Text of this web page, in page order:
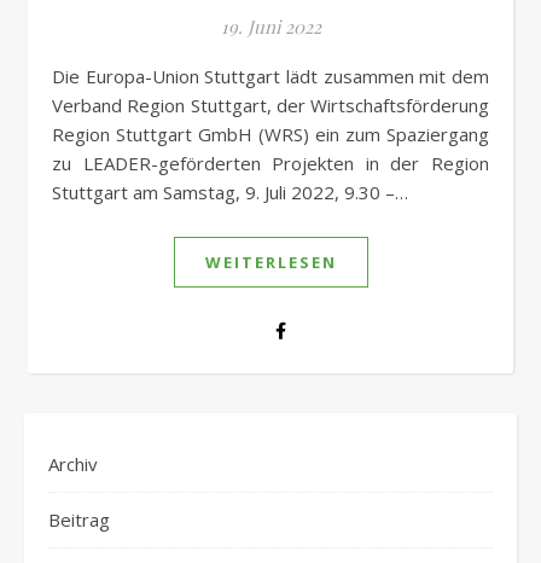
19. Juni 2022
Die Europa-Union Stuttgart lädt zusammen mit dem
Verband Region Stuttgart, der Wirtschaftsförderung
Region Stuttgart GmbH (WRS) ein zum Spaziergang
zu LEADER-geförderten Projekten in der Region
Stuttgart am Samstag, 9. Juli 2022, 9.30 –…
WEITERLESEN
Archiv
Beitrag